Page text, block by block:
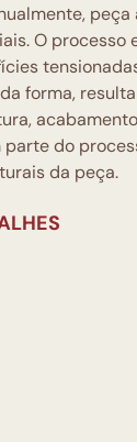
peça
O processo
forma,
parte do
da peça.